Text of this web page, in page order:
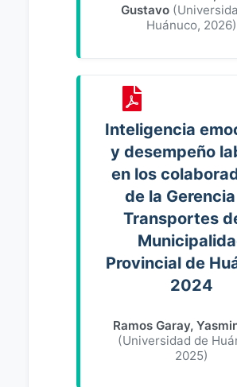
Gustavo (
Huánuco, 2026)
Inteligencia
y desempeño
en los
de la
Transportes
Provincial de
2024
Ramos Garay,
(Universidad de
2025)